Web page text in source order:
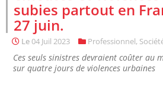
subies partout en
27 juin.
Le04 Juil 2023 Professionnel,
Ces seuls sinistres devraient coûter au
sur quatre jours de violences urbaines